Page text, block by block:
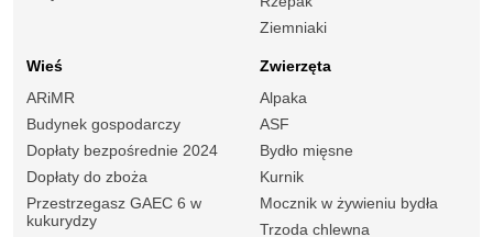
Ziemniaki
Wieś
ARiMR
Budynek gospodarczy
Dopłaty bezpośrednie 2024
Dopłaty do zboża
Przestrzegasz GAEC 6 w
kukurydzy
Zwierzęta
Alpaka
ASF
Bydło mięsne
Kurnik
Mocznik w żywieniu bydła
Trzoda chlewna